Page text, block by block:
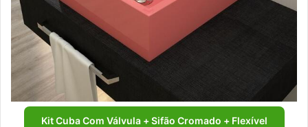
Kit Cuba Com Válvula + Sifão Cromado + Flexível